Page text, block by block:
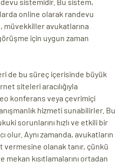
sistemidir. Bu sistem,
online olarak randevu
müvekkiller avukatlarına
için uygun zaman
de bu süreç içerisinde büyük
siteleri aracılığıyla
konferans veya çevrimiçi
hizmeti sunabilirler. Bu
sorunlarını hızlı ve etkili bir
olur. Aynı zamanda, avukatların
vermesine olanak tanır, çünkü
kısıtlamalarını ortadan